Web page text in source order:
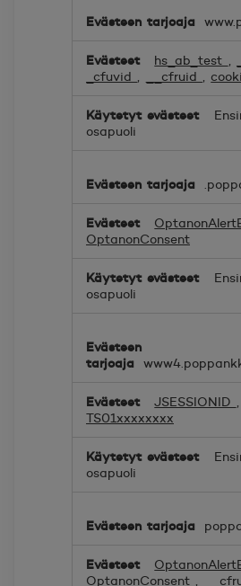
hs_ab_test ,
_cfuvid , __cfruid ,
osapuoli
OptanonConsent
osapuoli
JSESSIONID ,
TS01xxxxxxxx
osapuoli
OptanonConsent ,